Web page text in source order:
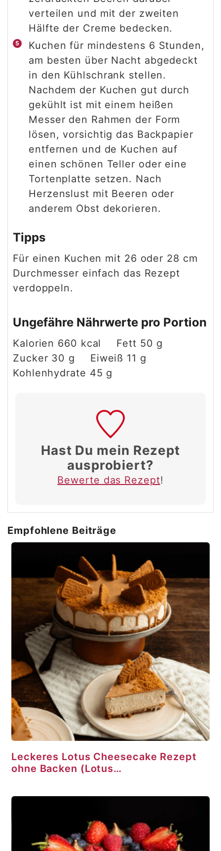
verteilen und mit der zweiten
Hälfte der Creme bedecken.
Kuchen für mindestens 6 Stunden,
am besten über Nacht abgedeckt
in den Kühlschrank stellen.
Nachdem der Kuchen gut durch
gekühlt ist mit einem heißen
Messer den Rahmen der Form
lösen, vorsichtig das Backpapier
entfernen und de Kuchen auf
einen schönen Teller oder eine
Tortenplatte setzen. Nach
Herzenslust mit Beeren oder
anderem Obst dekorieren.
Tipps
Für einen Kuchen mit 26 oder 28 cm
Durchmesser einfach das Rezept
verdoppeln.
Ungefähre Nährwerte pro Portion
Kalorien 660 kcal Fett 50 g
Zucker 30 g Eiweiß 11 g
Kohlenhydrate 45 g
Hast Du mein Rezept
ausprobiert?
Bewerte das Rezept!
Empfohlene Beiträge
Leckeres Lotus Cheesecake Rezept
ohne Backen (Lotus…